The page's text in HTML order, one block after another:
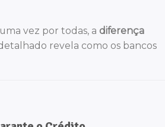
vez por todas, a diferença
revela como os bancos